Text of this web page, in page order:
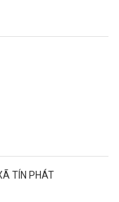
TÍN PHÁT